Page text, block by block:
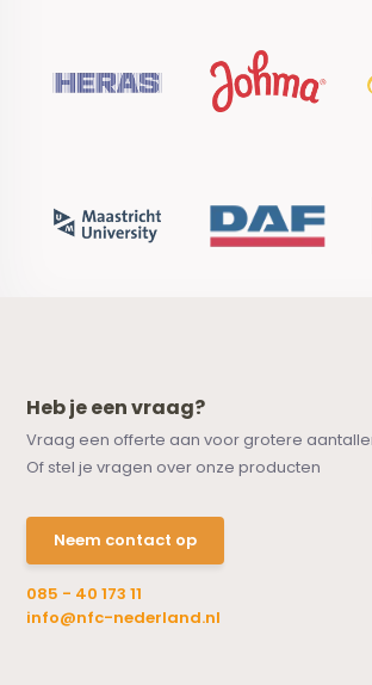
Heb je een vraag?
Vraag een offerte aan voor grotere
Of stel je vragen over onze producten
Neem contact op
085 - 40 173 11
info@nfc-nederland.nl